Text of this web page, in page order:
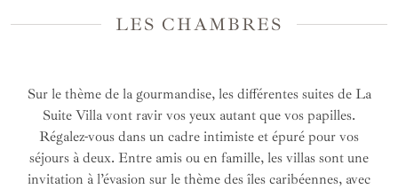
LES CHAMBRES
Sur le thème de la gourmandise, les différentes suites de La
Suite Villa vont ravir vos yeux autant que vos papilles.
Régalez-vous dans un cadre intimiste et épuré pour vos
séjours à deux. Entre amis ou en famille, les villas sont une
invitation à l’évasion sur le thème des îles caribéennes, avec